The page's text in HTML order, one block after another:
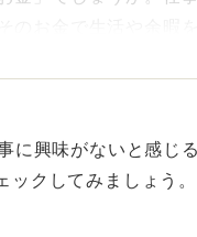
のお金で生活や余暇
仕事柄いろいろな人
、間接的にいろいろ
に興味がないと感じ
ックしてみましょう。